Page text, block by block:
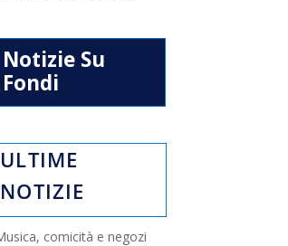
Notizie Su
Fondi
ULTIME
NOTIZIE
comicità e negozi